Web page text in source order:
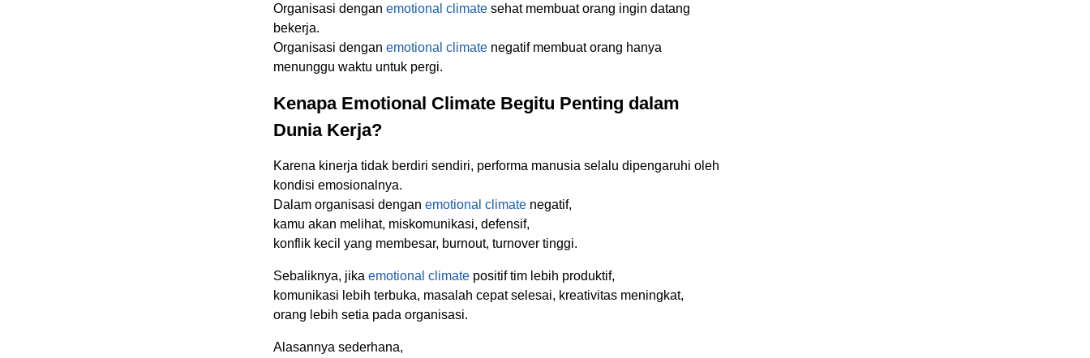
Organisasi dengan emotional climate sehat membuat orang ingin datang
bekerja.
Organisasi dengan emotional climate negatif membuat orang hanya
menunggu waktu untuk pergi.
Kenapa Emotional Climate Begitu Penting dalam
Dunia Kerja?
Karena kinerja tidak berdiri sendiri, performa manusia selalu dipengaruhi oleh
kondisi emosionalnya.
Dalam organisasi dengan emotional climate negatif,
kamu akan melihat, miskomunikasi, defensif,
konflik kecil yang membesar, burnout, turnover tinggi.
Sebaliknya, jika emotional climate positif tim lebih produktif,
komunikasi lebih terbuka, masalah cepat selesai, kreativitas meningkat,
orang lebih setia pada organisasi.
Alasannya sederhana,